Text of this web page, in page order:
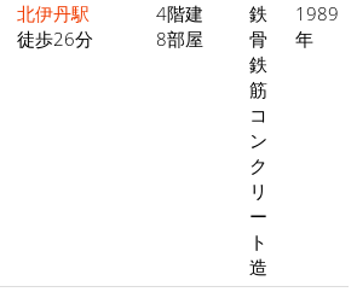
北伊丹駅
徒歩26分
4階建
8部屋
鉄
骨
鉄
筋
コ
ン
ク
リ
ー
ト
造
1989
年